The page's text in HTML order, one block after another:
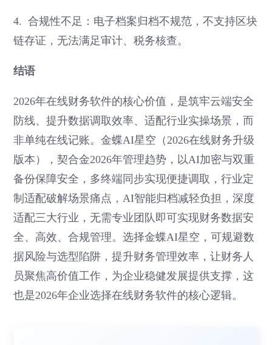
4. 合规性不足：电子档案归档不规范，不支持区块
链存证，无法满足审计、税务核查。
结语
2026年在线财务软件的核心价值，是筑牢云端安全
防线、提升数据调取效率、适配行业实操场景，而
非单纯在线记账。金蝶AI星空（2026在线财务升级
版本），契合金2026年管理趋势，以AI加密与双重
备份保障安全，多终端同步实现便捷调取，行业定
制适配破解场景痛点，AI智能归档减轻负担，深度
适配三大行业，无需专业团队即可实现财务数据安
全、高效、合规管理。选择金蝶AI星空，可规避数
据风险与选型陷阱，提升财务管理效率，让财务人
员聚焦高价值工作，为企业稳健发展提供支撑，这
也是2026年企业选择在线财务软件的核心逻辑。